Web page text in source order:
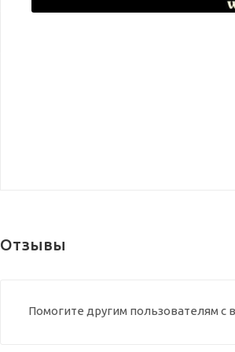
Отзывы
Помогите другим пользователям